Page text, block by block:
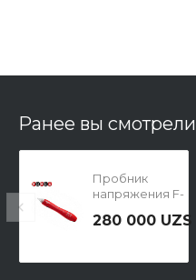
Ранее вы смотрели
Пробник
напряжения F-
280 000 UZS